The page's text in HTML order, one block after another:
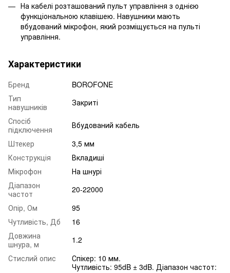
На кабелі розташований пульт управління з однією
функціональною клавішею. Навушники мають
вбудований мікрофон, який розміщується на пульті
управління.
Характеристики
Бренд
BOROFONE
Тип
навушників
Закриті
Спосіб
підключення
Вбудований кабель
Штекер
3,5 мм
Конструкція
Вкладиші
Мікрофон
На шнурі
Діапазон
частот
20-22000
Опір, Ом
95
Чутливість, Дб
16
Довжина
шнура, м
1.2
Стислий опис
Спікер: 10 мм.
Чутливість: 95dB ± 3dB. Діапазон частот: